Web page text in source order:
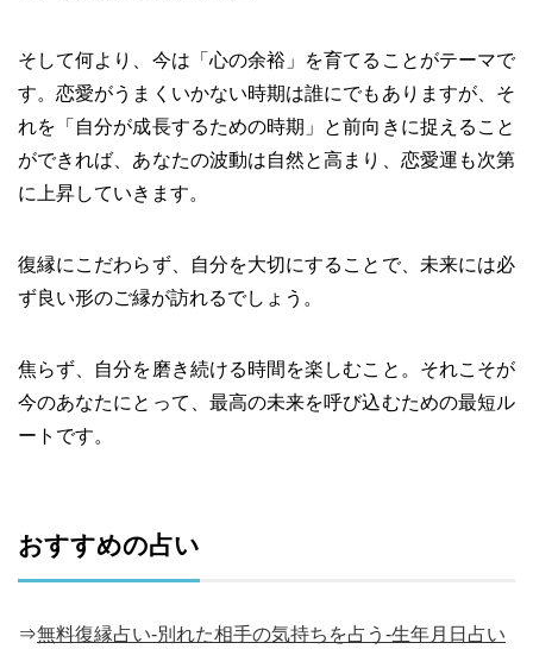
そして何より、今は「心の余裕」を育てることがテーマで
す。恋愛がうまくいかない時期は誰にでもありますが、そ
れを「自分が成長するための時期」と前向きに捉えること
ができれば、あなたの波動は自然と高まり、恋愛運も次第
に上昇していきます。
復縁にこだわらず、自分を大切にすることで、未来には必
ず良い形のご縁が訪れるでしょう。
焦らず、自分を磨き続ける時間を楽しむこと。それこそが
今のあなたにとって、最高の未来を呼び込むための最短ル
ートです。
おすすめの占い
⇒無料復縁占い-別れた相手の気持ちを占う-生年月日占い